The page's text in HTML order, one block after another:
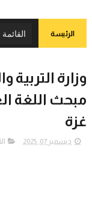
الرئيسة
وزارة التربية
مبحث اللغة
غزة
ديسمبر 07, 2025